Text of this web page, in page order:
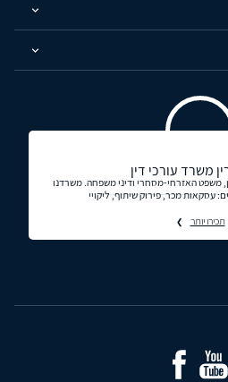
משרד עורכי דין
משפט האזרחי-מסחרי ודיני משפחה. משרדנו
עסקאות מכר, פירוק שיתוף, ליקויי
תכירו יותר